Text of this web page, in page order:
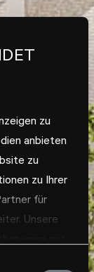
zu
anbieten
zu
zu Ihrer
für
Unsere